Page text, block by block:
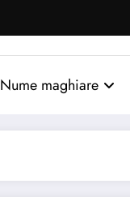
Nume maghiare